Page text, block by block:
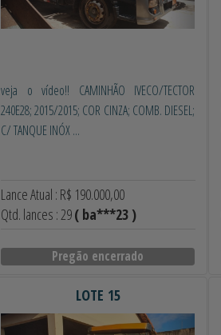
veja o vídeo!! CAMINHÃO IVECO/TECTOR
240E28; 2015/2015; COR CINZA; COMB. DIESEL;
C/ TANQUE INÓX ...
Lance Atual : R$ 190.000,00
Qtd. lances : 29( ba***23 )
Pregão encerrado
LOTE 15
Anterior Próximo